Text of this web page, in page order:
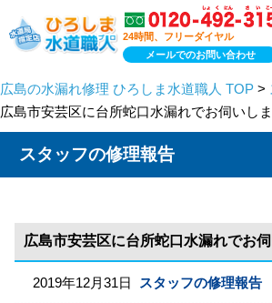
24時間、フリーダイヤル
メールでのお問い合わせ
広島の水漏れ修理 ひろしま水道職人 TOP >
広島市安芸区に台所蛇口水漏れでお伺いしま
スタッフの修理報告
広島市安芸区に台所蛇口水漏れでお伺
2019年12月31日 スタッフの修理報告